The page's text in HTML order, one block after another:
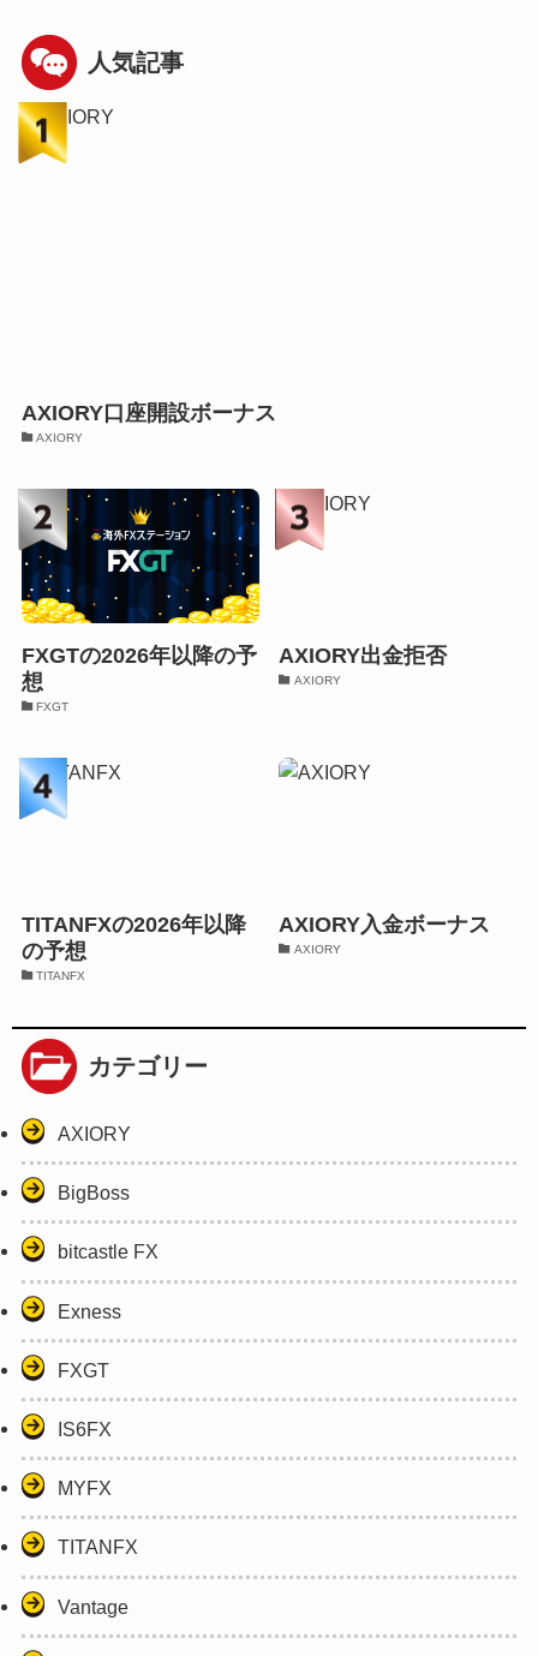
人気記事
AXIORY口座開設ボーナス
AXIORY
FXGTの2026年以降の予
想
FXGT
AXIORY出金拒否
AXIORY
TITANFXの2026年以降
の予想
TITANFX
AXIORY入金ボーナス
AXIORY
カテゴリー
AXIORY
BigBoss
bitcastle FX
Exness
FXGT
IS6FX
MYFX
TITANFX
Vantage